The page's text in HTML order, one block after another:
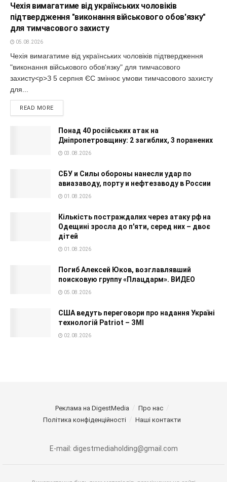
Чехія вимагатиме від українських чоловіків
підтвердження "виконання військового обов'язку"
для тимчасового захисту
05.08.2026
Чехія вимагатиме від українських чоловіків підтвердження
"виконання військового обов'язку" для тимчасового
захисту<p>З 5 серпня ЄС змінює умови тимчасового захисту
для...
READ MORE
Понад 40 російських атак на
Дніпропетровщину: 2 загиблих, 3 поранених
03.08.2026
СБУ и Силы обороны нанесли удар по
авиазаводу, порту и нефтезаводу в России
01.08.2026
Кількість постраждалих через атаку рф на
Одещині зросла до п'яти, серед них – двоє
дітей
01.08.2026
Погиб Алексей Юков, возглавлявший
поисковую группу «Плацдарм». ВИДЕО
05.08.2026
США ведуть переговори про надання Україні
технологій Patriot – ЗМІ
02.08.2026
Реклама на DigestMedia
Про нас
Політика конфіденційності
Наші контакти
E-mail: digestmediaholding@gmail.com